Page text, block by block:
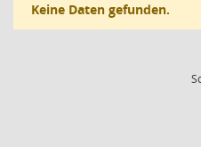
Keine Daten gefunden.